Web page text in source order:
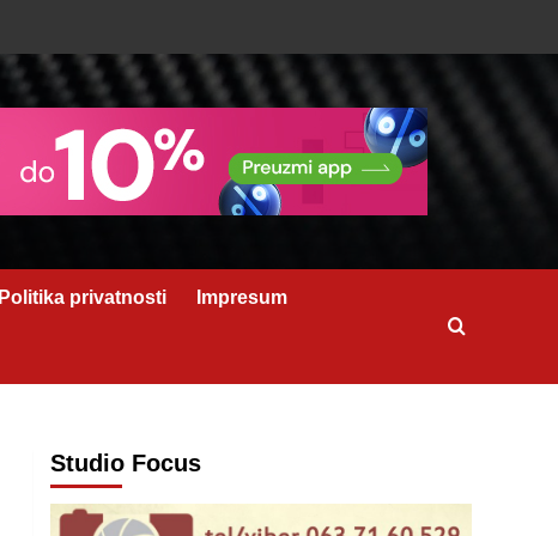
Politika privatnosti Impresum
Studio Focus